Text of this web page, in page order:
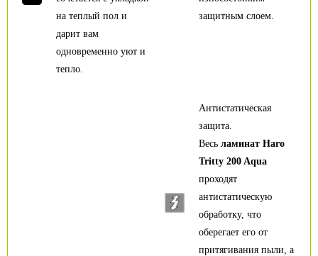
на теплый пол и
дарит вам
одновременно уют и
тепло.
защитным слоем.
Антистатическая
защита.
Весь ламинат Haro
Tritty 200 Aqua
проходят
антистатическую
обработку, что
оберегает его от
притягивания пыли, а